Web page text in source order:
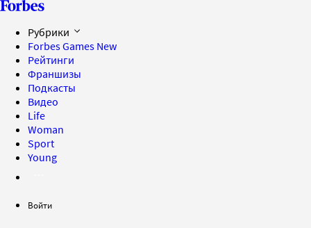
Рубрики
Forbes Games New
Рейтинги
Франшизы
Подкасты
Видео
Life
Woman
Sport
Young
Войти